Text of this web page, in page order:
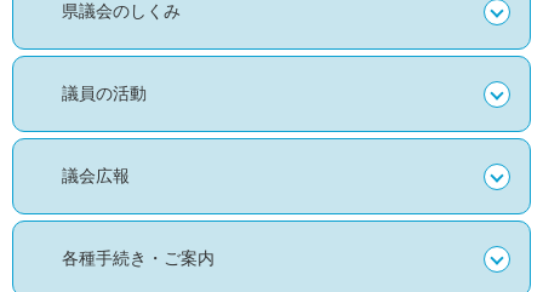
県議会のしくみ
議員の活動
議会広報
各種手続き・ご案内